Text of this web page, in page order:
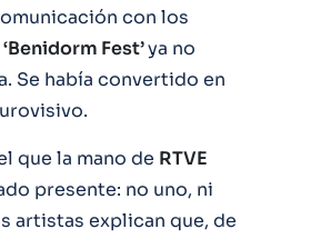
con los
‘Benidorm Fest’ya no
Se había convertido en
que la mano de RTVE
presente: no uno, ni
artistas explican que, de